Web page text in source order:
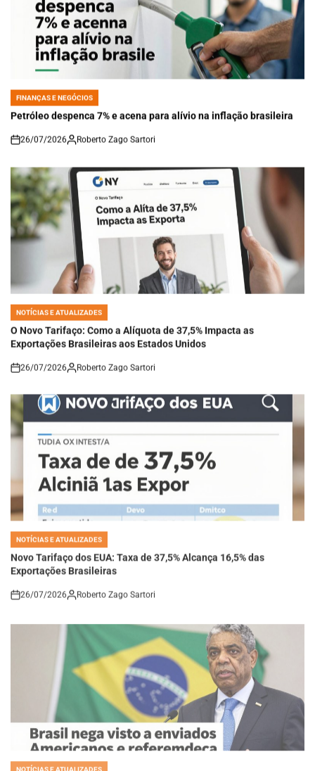
POSTED
IN
FINANÇAS E NEGÓCIOS
Petróleo despenca 7% e acena para alívio na inflação brasileira
on
26/07/2026 Roberto Zago Sartori
POSTED
NOTÍCIAS E ATUALIZADES
O Novo Tarifaço: Como a Alíquota de 37,5% Impacta as
Exportações Brasileiras aos Estados Unidos
on
INNovo Tarifaço dos EUA: Taxa de 37,5% Alcança 16,5% das
Exportações Brasileiras
26/07/2026
POSTED
IN
NOTÍCIAS E ATUALIZADES
Brasil nega visto a enviados americanos e reforça independência